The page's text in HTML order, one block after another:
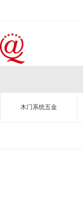
木门系统五金